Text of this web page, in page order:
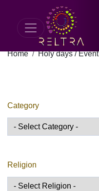
Home Holy days / Event
Category
Religion